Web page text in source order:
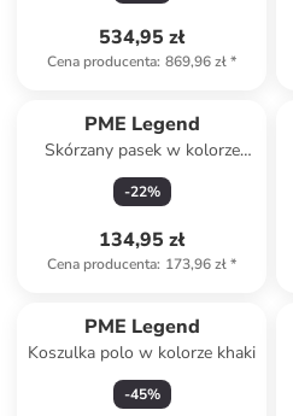
534,95 zł
Cena producenta: 869,96 zł*
PME Legend
Skórzany pasek w kolorze
jasnobrązowym
-22%
134,95 zł
Cena producenta: 173,96 zł*
PME Legend
Koszulka polo w kolorze khaki
-45%